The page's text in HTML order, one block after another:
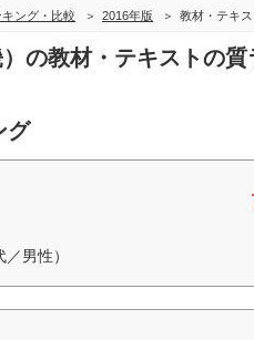
ング・比較 2016年版 教材・テキ
の教材・テキストの
グ
男性）